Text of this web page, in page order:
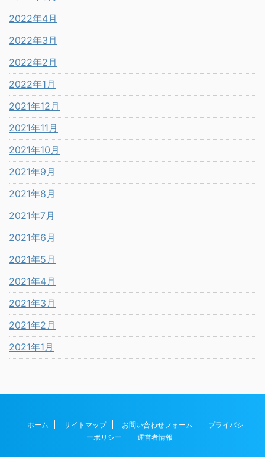
2022年4月
2022年3月
2022年2月
2022年1月
2021年12月
2021年11月
2021年10月
2021年9月
2021年8月
2021年7月
2021年6月
2021年5月
2021年4月
2021年3月
2021年2月
2021年1月
ホーム サイトマップ お問い合わせフォーム
プライバシ
ーポリシー
運営者情報